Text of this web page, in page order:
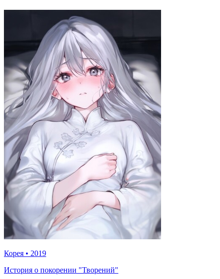
Корея • 2019
История о покорении "Творений"